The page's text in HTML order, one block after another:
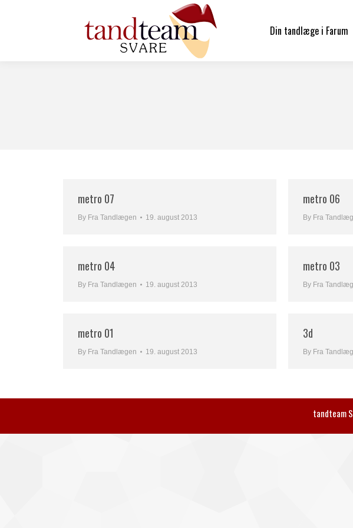
Din tandlæge i Farum
metro 07
By Fra Tandlægen 19. august 2013
metro 06
By Fra
metro 04
By Fra Tandlægen 19. august 2013
metro 03
By Fra
metro 01
By Fra Tandlægen 19. august 2013
3d
By Fra
tandteam